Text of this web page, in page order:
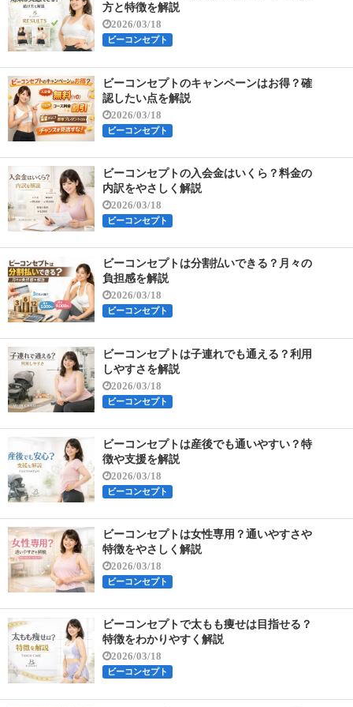
方と特徴を解説
2026/03/18
ビーコンセプト
ビーコンセプトのキャンペーンはお得？確
認したい点を解説
2026/03/18
ビーコンセプト
ビーコンセプトの入会金はいくら？料金の
内訳をやさしく解説
2026/03/18
ビーコンセプト
ビーコンセプトは分割払いできる？月々の
負担感を解説
2026/03/18
ビーコンセプト
ビーコンセプトは子連れでも通える？利用
しやすさを解説
2026/03/18
ビーコンセプト
ビーコンセプトは産後でも通いやすい？特
徴や支援を解説
2026/03/18
ビーコンセプト
ビーコンセプトは女性専用？通いやすさや
特徴をやさしく解説
2026/03/18
ビーコンセプト
ビーコンセプトで太もも痩せは目指せる？
特徴をわかりやすく解説
2026/03/18
ビーコンセプト